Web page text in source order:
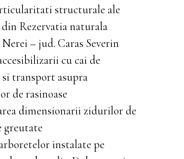
structurale ale
Rezervatia naturala
– jud. Caras Severin
cu cai de
si transport asupra
de rasinoase
dimensionarii zidurilor de
greutate
instalate pe